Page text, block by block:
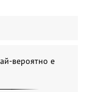
вероятно е